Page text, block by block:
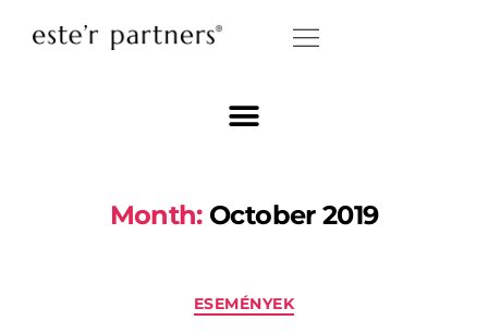
Month: October 2019
ESEMÉNYEK